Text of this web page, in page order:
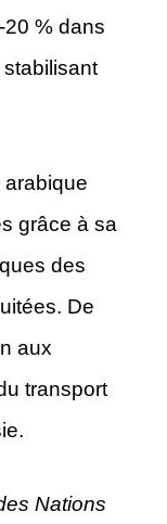
% dans
stabilisant
arabique
grâce à sa
des
De
aux
transport
Nations